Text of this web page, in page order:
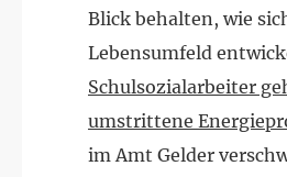
Blick behalten, wie
Lebensumfeld
Schulsozialarbeiter
umstrittene
im Amt Gelder